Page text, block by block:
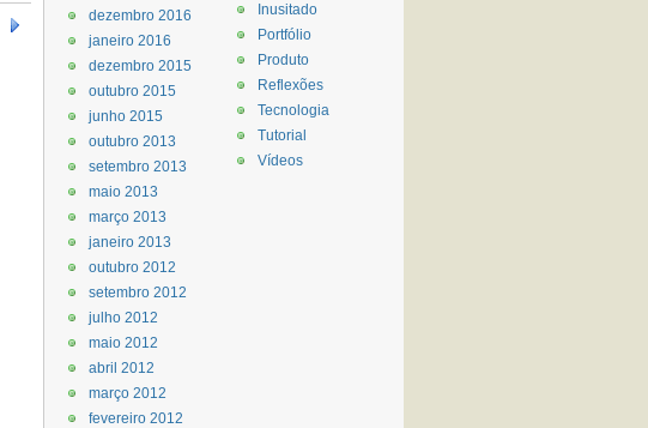
Inusitado
Portfólio
Produto
Reflexões
Tecnologia
Tutorial
Vídeos
dezembro 2016
janeiro 2016
dezembro 2015
outubro 2015
junho 2015
outubro 2013
setembro 2013
maio 2013
março 2013
janeiro 2013
outubro 2012
setembro 2012
julho 2012
maio 2012
abril 2012
março 2012
fevereiro 2012